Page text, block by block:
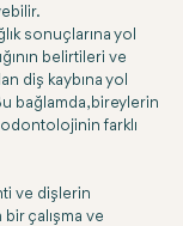
sonuçlarına yol
belirtileri ve
diş kaybına yol
bağlamda, bireylerin
farklı
ve dişlerin
çalışma ve